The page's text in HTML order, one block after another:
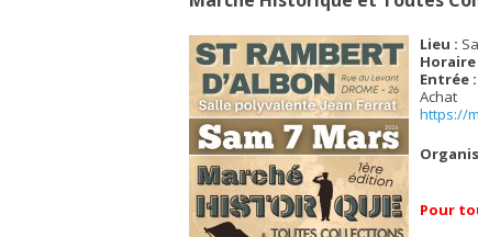
Lieu :
Horaire
Entrée :
https://
Pour